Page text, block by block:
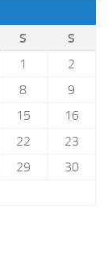
S
S
1
2
8
9
15
16
22
23
29
30